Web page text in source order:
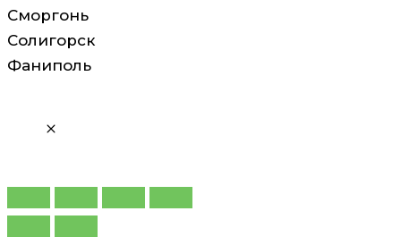
Сморгонь
Солигорск
Фаниполь